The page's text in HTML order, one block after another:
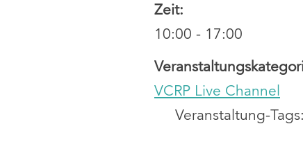
Zeit:
10:00 - 17:00
VCRP Live Channel
Veranstaltung-Tags: